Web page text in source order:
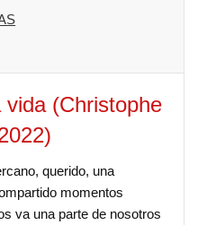
vida (Christophe
querido, una
momentos
va una parte de nosotros